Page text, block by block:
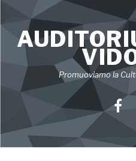
content
Promuoviamo la